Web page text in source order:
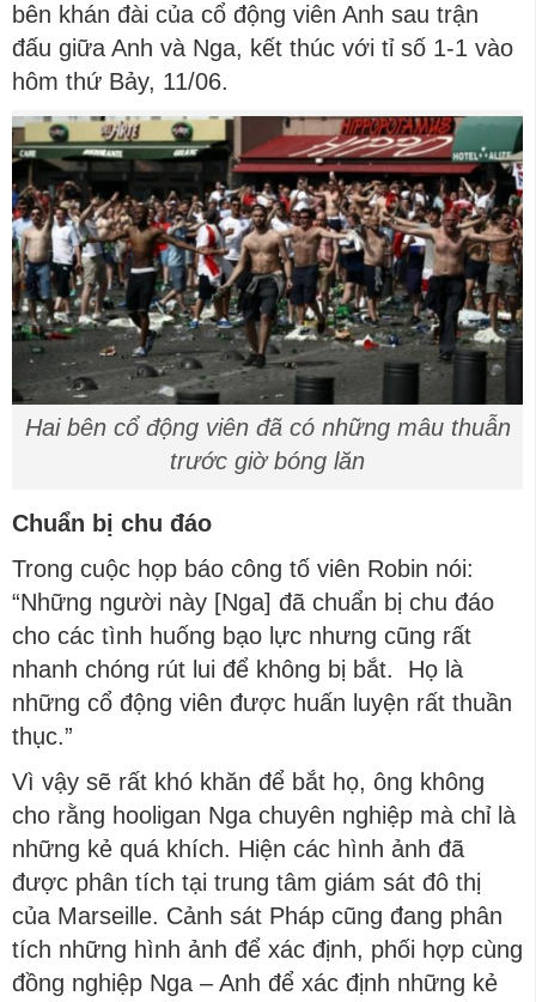
bên khán đài của cổ động viên Anh sau trận
đấu giữa Anh và Nga, kết thúc với tỉ số 1-1 vào
hôm thứ Bảy, 11/06.
Hai bên cổ động viên đã có những mâu thuẫn
trước giờ bóng lăn
Chuẩn bị chu đáo
Trong cuộc họp báo công tố viên Robin nói:
“Những người này [Nga] đã chuẩn bị chu đáo
cho các tình huống bạo lực nhưng cũng rất
nhanh chóng rút lui để không bị bắt. Họ là
những cổ động viên được huấn luyện rất thuần
thục.”
Vì vậy sẽ rất khó khăn để bắt họ, ông không
cho rằng hooligan Nga chuyên nghiệp mà chỉ là
những kẻ quá khích. Hiện các hình ảnh đã
được phân tích tại trung tâm giám sát đô thị
của Marseille. Cảnh sát Pháp cũng đang phân
tích những hình ảnh để xác định, phối hợp cùng
đồng nghiệp Nga – Anh để xác định những kẻ